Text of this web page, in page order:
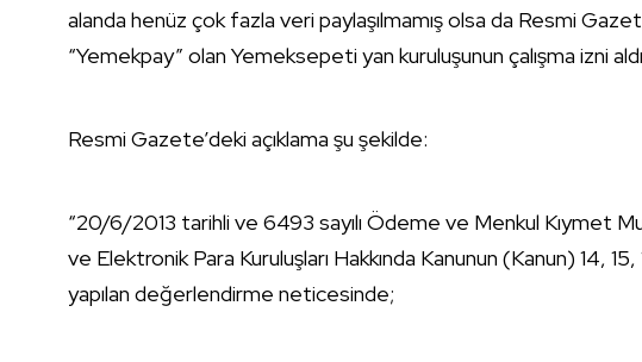
alanda henüz çok fazla veri paylaşılmamış olsa da Resmi
“Yemekpay” olan Yemeksepeti yan kuruluşunun çalışma izni
Resmi Gazete’deki açıklama şu şekilde:
“20/6/2013 tarihli ve 6493 sayılı Ödeme ve Menkul Kıymet
ve Elektronik Para Kuruluşları Hakkında Kanunun (Kanun) 14,
yapılan değerlendirme neticesinde;